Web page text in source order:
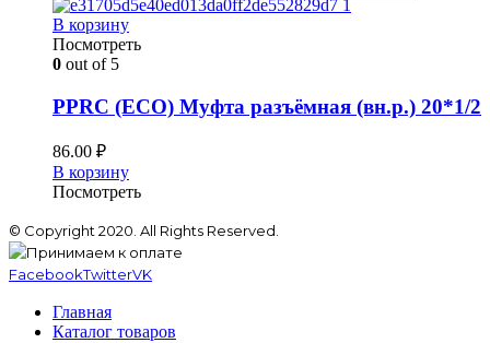
В корзину
Посмотреть
0 out of 5
PPRC (ECO) Муфта разъёмная (вн.р.) 20*1/2
86.00 ₽
В корзину
Посмотреть
© Copyright 2020. All Rights Reserved.
FacebookTwitterVK
Главная
Каталог товаров